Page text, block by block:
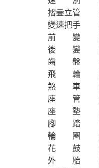
摺疊立管
變速把手
前 變
後 變
齒 盤
飛 輪
煞 車
座 管
座 墊
腳 踏
輪 圈
花 鼓
外 胎